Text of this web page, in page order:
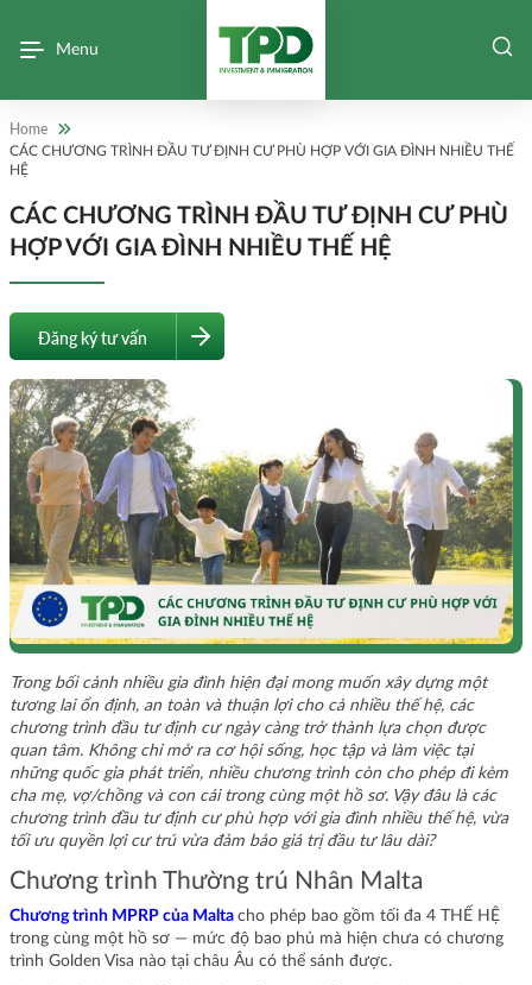
Menu
Home
CÁC CHƯƠNG TRÌNH ĐẦU TƯ ĐỊNH CƯ PHÙ HỢP VỚI GIA ĐÌNH NHIỀU THẾ
HỆ
CÁC CHƯƠNG TRÌNH ĐẦU TƯ ĐỊNH CƯ PHÙ
HỢP VỚI GIA ĐÌNH NHIỀU THẾ HỆ
Đăng ký tư vấn
Trong bối cảnh nhiều gia đình hiện đại mong muốn xây dựng một
tương lai ổn định, an toàn và thuận lợi cho cả nhiều thế hệ, các
chương trình đầu tư định cư ngày càng trở thành lựa chọn được
quan tâm. Không chỉ mở ra cơ hội sống, học tập và làm việc tại
những quốc gia phát triển, nhiều chương trình còn cho phép đi kèm
cha mẹ, vợ/chồng và con cái trong cùng một hồ sơ. Vậy đâu là các
chương trình đầu tư định cư phù hợp với gia đình nhiều thế hệ, vừa
tối ưu quyền lợi cư trú vừa đảm bảo giá trị đầu tư lâu dài?
Chương trình Thường trú Nhân Malta
Chương trình MPRP của Malta cho phép bao gồm tối đa 4 THẾ HỆ
trong cùng một hồ sơ — mức độ bao phủ mà hiện chưa có chương
trình Golden Visa nào tại châu Âu có thể sánh được.